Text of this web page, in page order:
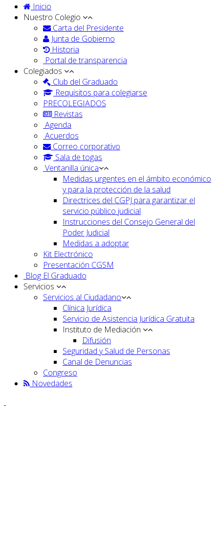
Inicio
Nuestro Colegio
Carta del Presidente
Junta de Gobierno
Historia
Portal de transparencia
Colegiados
Club del Graduado
Requisitos para colegiarse
PRECOLEGIADOS
Revistas
Agenda
Acuerdos
Correo corporativo
Sala de togas
Ventanilla única
Medidas urgentes en el ámbito económico
y para la protección de la salud
Directrices del CGPJ para garantizar el
servicio público judicial
Instrucciones del Consejo General del
Poder Judicial
Medidas a adoptar
Kit Electrónico
Presentación CGSM
Blog El Graduado
Servicios
Servicios al Ciudadano
Clínica Jurídica
Servicio de Asistencia Jurídica Gratuita
Instituto de Mediación
Difusión
Seguridad y Salud de Personas
Canal de Denuncias
Congreso
Novedades